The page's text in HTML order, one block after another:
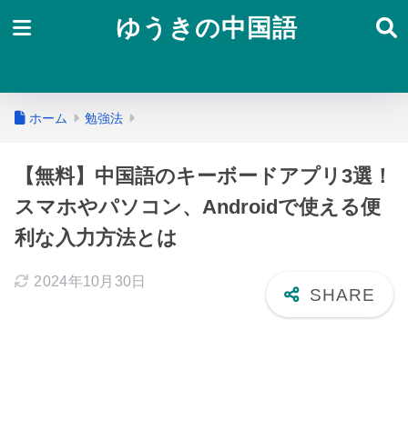
ゆうきの中国語
ホーム 勉強法
【無料】中国語のキーボードアプリ3選！
スマホやパソコン、Androidで使える便
利な入力方法とは
2024年10月30日